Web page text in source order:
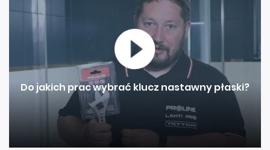
Do jakich prac wybrać klucz nastawny płaski?